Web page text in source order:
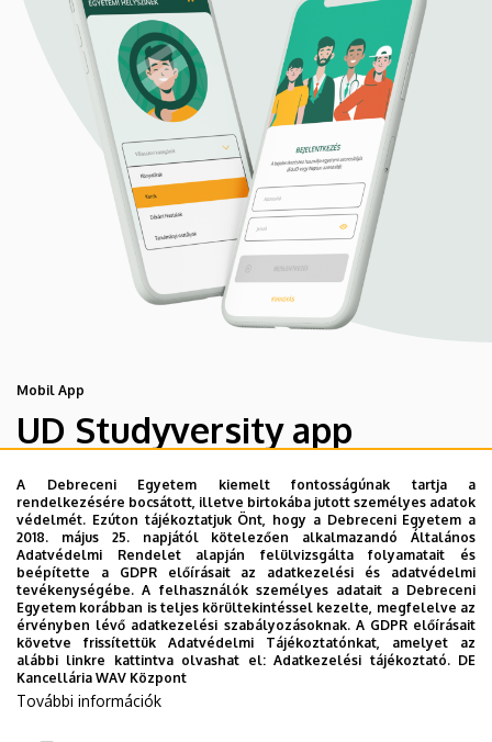
Mobil App
UD Studyversity app
Engedd meg, hogy figyelmedbe ajánljuk a Debreceni
Egyetem új applikációját, melyet hallgatói számára
készített. Az alkalmazás bevezetésével célunk, hogy
segítsünk eligazodni az egyetemi mindennapokban, a
tanulmányaiddal kapcsolatban gyorsan elérhető
információkat biztosítsunk, útmutatót adjunk az egyetemi
évek során felmerülő helyzetekkel, kérdésekkel
kapcsolatban, továbbá „zsebközelbe” hozzuk az Egyetem
és Debrecen város kulturális és sport életét.
A Debreceni Egyetem kiemelt fontosságúnak tartja a
rendelkezésére bocsátott, illetve birtokába jutott személyes adatok
védelmét. Ezúton tájékoztatjuk Önt, hogy a Debreceni Egyetem a
2018. május 25. napjától kötelezően alkalmazandó Általános
Adatvédelmi Rendelet alapján felülvizsgálta folyamatait és
beépítette a GDPR előírásait az adatkezelési és adatvédelmi
tevékenységébe. A felhasználók személyes adatait a Debreceni
Egyetem korábban is teljes körültekintéssel kezelte, megfelelve az
érvényben lévő adatkezelési szabályozásoknak. A GDPR előírásait
követve frissítettük Adatvédelmi Tájékoztatónkat, amelyet az
alábbi linkre kattintva olvashat el:Adatkezelési tájékoztató. DE
Kancellária WAV Központ
További információk